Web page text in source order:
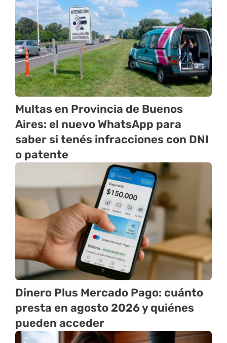
Multas en Provincia de Buenos
Aires: el nuevo WhatsApp para
saber si tenés infracciones con DNI
o patente
Dinero Plus Mercado Pago: cuánto
presta en agosto 2026 y quiénes
pueden acceder